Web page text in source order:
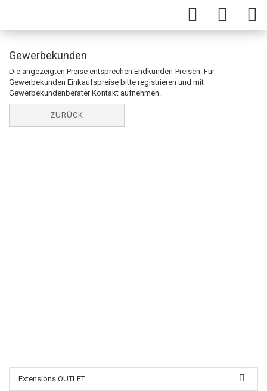
Gewerbekunden
Die angezeigten Preise entsprechen Endkunden-Preisen. Für
Gewerbekunden Einkaufspreise bitte registrieren und mit
Gewerbekundenberater Kontakt aufnehmen.
ZURÜCK
Extensions OUTLET